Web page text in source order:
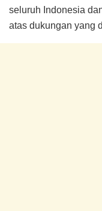
seluruh Indonesia
atas dukungan yang